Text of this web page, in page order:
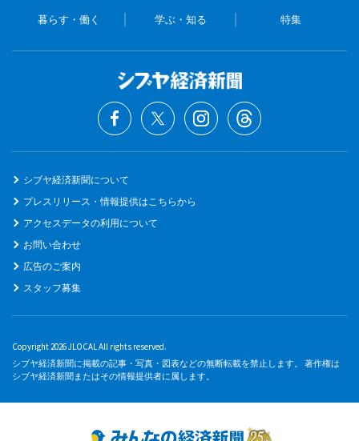
暮らす・働く 学ぶ・知る 特集
シブヤ経済新聞について
プレスリリース・情報提供はこちらから
アクセスデータの利用について
お問い合わせ
広告のご案内
スタッフ募集
Copyright 2026 JLOCAL All rights reserved.
シブヤ経済新聞に掲載の記事・写真・図表などの無断転載を禁止します。 著作権は
シブヤ経済新聞またはその情報提供者に属します。